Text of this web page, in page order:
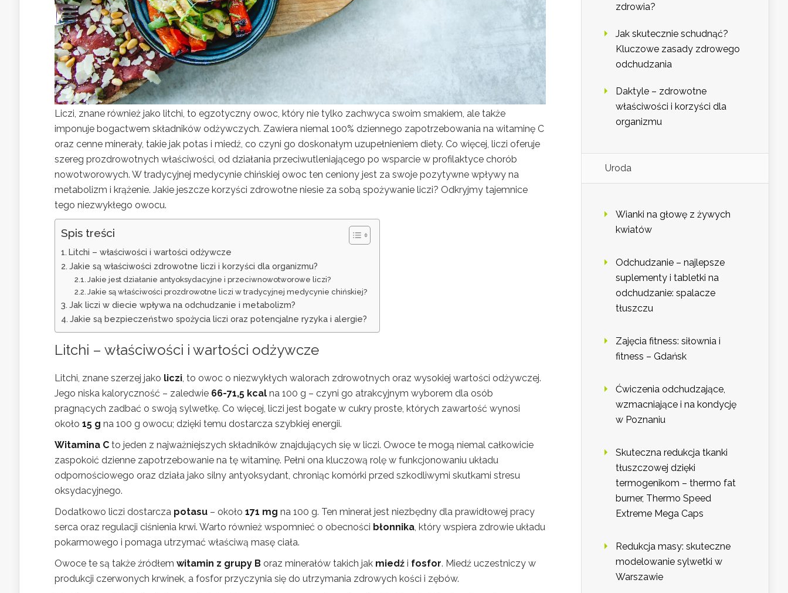
Liczi, znane również jako litchi, to egzotyczny owoc, który nie tylko zachwyca swoim smakiem, ale także
imponuje bogactwem składników odżywczych. Zawiera niemal 100% dziennego zapotrzebowania na witaminę C
oraz cenne minerały, takie jak potas i miedź, co czyni go doskonałym uzupełnieniem diety. Co więcej, liczi oferuje
szereg prozdrowotnych właściwości, od działania przeciwutleniającego po wsparcie w profilaktyce chorób
nowotworowych. W tradycyjnej medycynie chińskiej owoc ten ceniony jest za swoje pozytywne wpływy na
metabolizm i krążenie. Jakie jeszcze korzyści zdrowotne niesie za sobą spożywanie liczi? Odkryjmy tajemnice
tego niezwykłego owocu.
Spis treści
Litchi – właściwości i wartości odżywcze
Jakie są właściwości zdrowotne liczi i korzyści dla organizmu?
Jakie jest działanie antyoksydacyjne i przeciwnowotworowe liczi?
Jakie są właściwości prozdrowotne liczi w tradycyjnej medycynie chińskiej?
Jak liczi w diecie wpływa na odchudzanie i metabolizm?
Jakie są bezpieczeństwo spożycia liczi oraz potencjalne ryzyka i alergie?
Litchi – właściwości i wartości odżywcze
Litchi, znane szerzej jako liczi, to owoc o niezwykłych walorach zdrowotnych oraz wysokiej wartości odżywczej.
Jego niska kaloryczność – zaledwie 66-71,5 kcal na 100 g – czyni go atrakcyjnym wyborem dla osób
pragnących zadbać o swoją sylwetkę. Co więcej, liczi jest bogate w cukry proste, których zawartość wynosi
około 15 g na 100 g owocu; dzięki temu dostarcza szybkiej energii.
Witamina C to jeden z najważniejszych składników znajdujących się w liczi. Owoce te mogą niemal całkowicie
zaspokoić dzienne zapotrzebowanie na tę witaminę. Pełni ona kluczową rolę w funkcjonowaniu układu
odpornościowego oraz działa jako silny antyoksydant, chroniąc komórki przed szkodliwymi skutkami stresu
oksydacyjnego.
Dodatkowo liczi dostarcza potasu – około 171 mg na 100 g. Ten minerał jest niezbędny dla prawidłowej pracy
serca oraz regulacji ciśnienia krwi. Warto również wspomnieć o obecności błonnika, który wspiera zdrowie układu
pokarmowego i pomaga utrzymać właściwą masę ciała.
Owoce te są także źródłem witamin z grupy B oraz minerałów takich jak miedź i fosfor. Miedź uczestniczy w
produkcji czerwonych krwinek, a fosfor przyczynia się do utrzymania zdrowych kości i zębów.
zdrowia?
Jak skutecznie schudnąć?
Kluczowe zasady zdrowego
odchudzania
Daktyle – zdrowotne
właściwości i korzyści dla
organizmu
Uroda
Wianki na głowę z żywych
kwiatów
Odchudzanie – najlepsze
suplementy i tabletki na
odchudzanie: spalacze
tłuszczu
Zajęcia fitness: siłownia i
fitness – Gdańsk
Ćwiczenia odchudzające,
wzmacniające i na kondycję
w Poznaniu
Skuteczna redukcja tkanki
tłuszczowej dzięki
termogenikom – thermo fat
burner, Thermo Speed
Extreme Mega Caps
Redukcja masy: skuteczne
modelowanie sylwetki w
Warszawie